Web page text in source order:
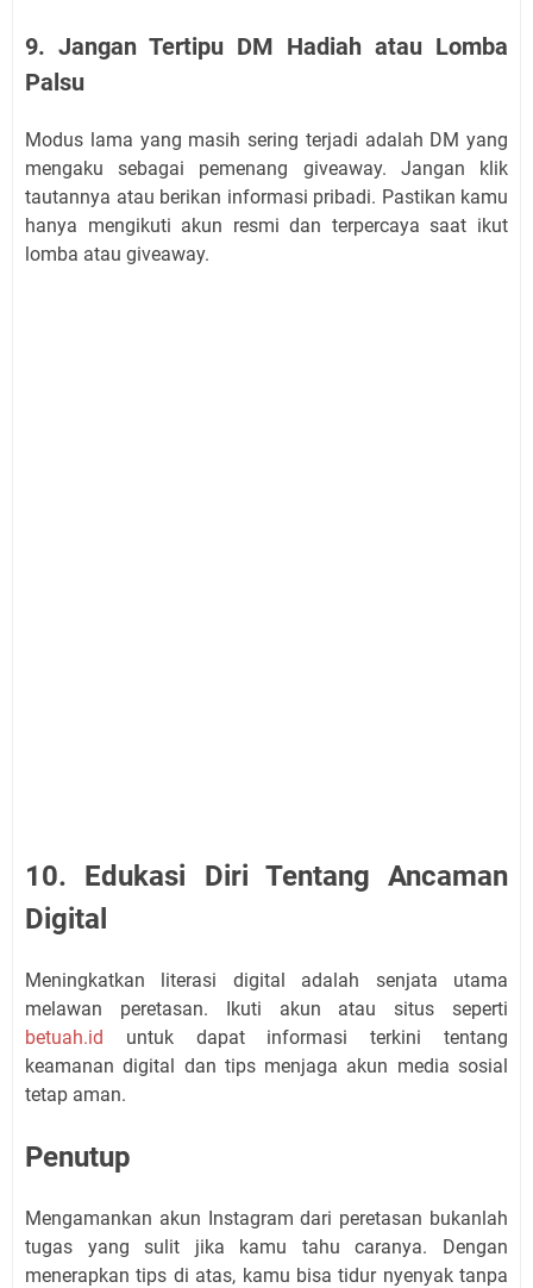
9. Jangan Tertipu DM Hadiah atau Lomba
Palsu
Modus lama yang masih sering terjadi adalah DM yang
mengaku sebagai pemenang giveaway. Jangan klik
tautannya atau berikan informasi pribadi. Pastikan kamu
hanya mengikuti akun resmi dan terpercaya saat ikut
lomba atau giveaway.
10. Edukasi Diri Tentang Ancaman
Digital
Meningkatkan literasi digital adalah senjata utama
melawan peretasan. Ikuti akun atau situs seperti
betuah.id untuk dapat informasi terkini tentang
keamanan digital dan tips menjaga akun media sosial
tetap aman.
Penutup
Mengamankan akun Instagram dari peretasan bukanlah
tugas yang sulit jika kamu tahu caranya. Dengan
menerapkan tips di atas, kamu bisa tidur nyenyak tanpa